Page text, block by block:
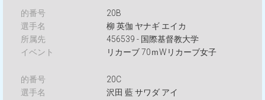
20B
柳 英伽 ヤナギ エイカ
456539 - 国際基督教大学
リカーブ 70ｍWリカーブ女子
20C
沢田 藍 サワダ アイ